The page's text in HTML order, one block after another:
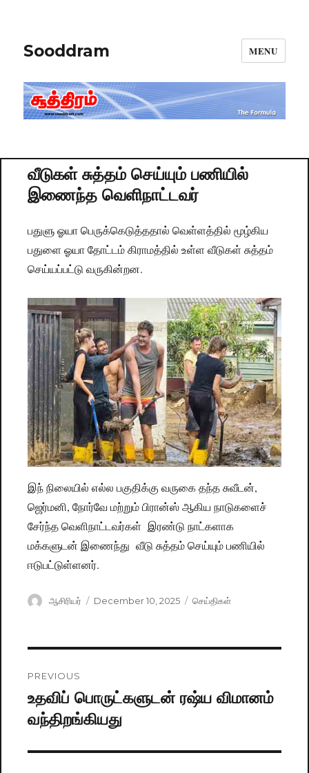
Sooddram MENU
வீடுகள் சுத்தம் செய்யும் பணியில்
இணைந்த வெளிநாட்டவர்
பதுளு ஓயா பெருக்கெடுத்ததால் வெள்ளத்தில் மூழ்கிய
பதுளை ஓயா தோட்டம் கிராமத்தில் உள்ள வீடுகள் சுத்தம்
செய்யப்பட்டு வருகின்றன.
இந் நிலையில் எல்ல பகுதிக்கு வருகை தந்த சுவீடன்,
ஜெர்மனி, நோர்வே மற்றும் பிரான்ஸ் ஆகிய நாடுகளைச்
சேர்ந்த வெளிநாட்டவர்கள் இரண்டு நாட்களாக
மக்களுடன் இணைந்து வீடு சுத்தம் செய்யும் பணியில்
ஈடுபட்டுள்ளனர்.
Author
ஆசிரியர்
Posted
December 10, 2025 Categories
செய்திகள்
navigation
PREVIOUS
Previous
post:
உதவிப் பொருட்களுடன் ரஷ்ய விமானம்
வந்திறங்கியது